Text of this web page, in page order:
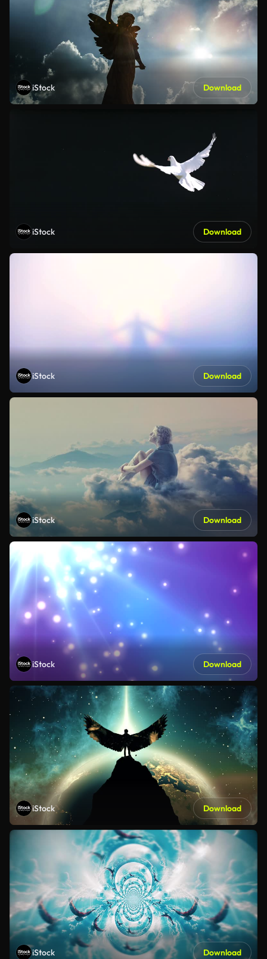
iStock Download
iStock Download
iStock Download
iStock Download
iStock Download
iStock Download
iStock Download